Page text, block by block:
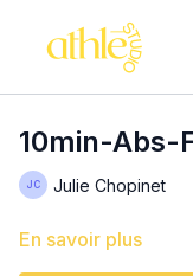
10min-Abs-
Julie Chopinet
En savoir plus